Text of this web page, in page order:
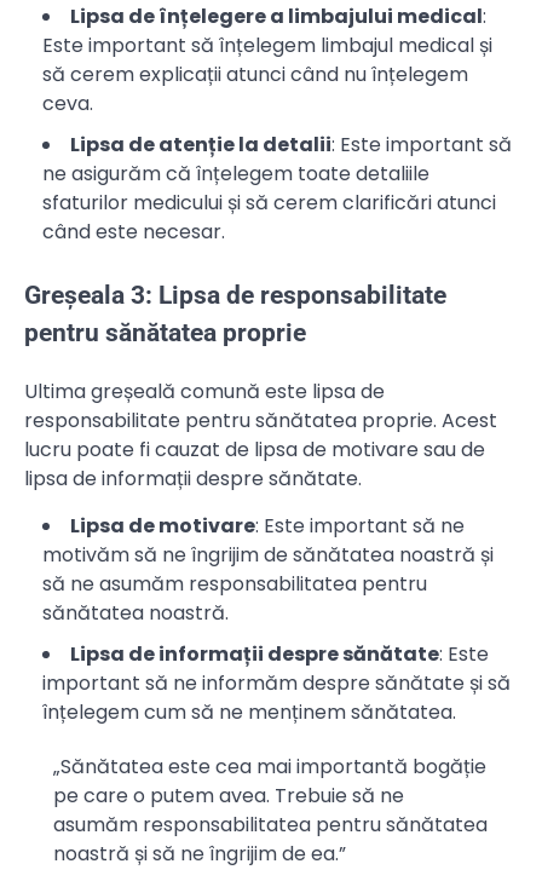
Lipsa de înțelegere a limbajului medical:
Este important să înțelegem limbajul medical și
să cerem explicații atunci când nu înțelegem
ceva.
Lipsa de atenție la detalii: Este important să
ne asigurăm că înțelegem toate detaliile
sfaturilor medicului și să cerem clarificări atunci
când este necesar.
Greșeala 3: Lipsa de responsabilitate
pentru sănătatea proprie
Ultima greșeală comună este lipsa de
responsabilitate pentru sănătatea proprie. Acest
lucru poate fi cauzat de lipsa de motivare sau de
lipsa de informații despre sănătate.
Lipsa de motivare: Este important să ne
motivăm să ne îngrijim de sănătatea noastră și
să ne asumăm responsabilitatea pentru
sănătatea noastră.
Lipsa de informații despre sănătate: Este
important să ne informăm despre sănătate și să
înțelegem cum să ne menținem sănătatea.
„Sănătatea este cea mai importantă bogăție
pe care o putem avea. Trebuie să ne
asumăm responsabilitatea pentru sănătatea
noastră și să ne îngrijim de ea.”